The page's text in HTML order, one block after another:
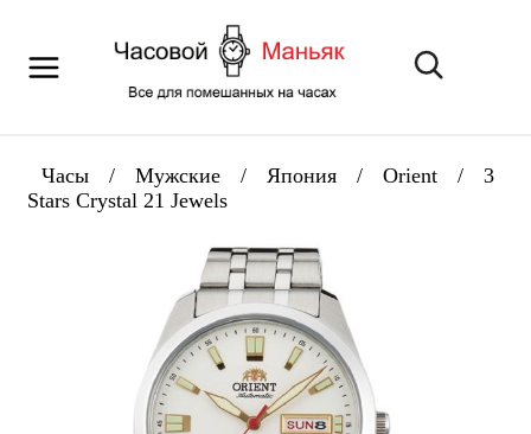
Часы / Мужские / Япония / Orient /
3
Stars Crystal 21 Jewels